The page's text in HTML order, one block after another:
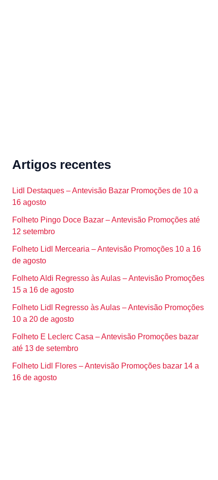
Artigos recentes
Lidl Destaques – Antevisão Bazar Promoções de 10 a
16 agosto
Folheto Pingo Doce Bazar – Antevisão Promoções até
12 setembro
Folheto Lidl Mercearia – Antevisão Promoções 10 a 16
de agosto
Folheto Aldi Regresso às Aulas – Antevisão Promoções
15 a 16 de agosto
Folheto Lidl Regresso às Aulas – Antevisão Promoções
10 a 20 de agosto
Folheto E Leclerc Casa – Antevisão Promoções bazar
até 13 de setembro
Folheto Lidl Flores – Antevisão Promoções bazar 14 a
16 de agosto